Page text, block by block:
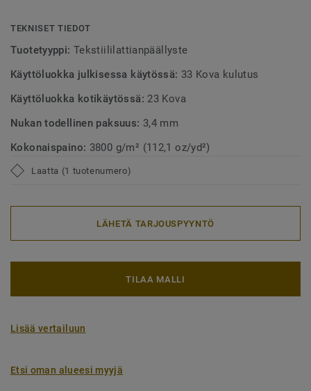
TEKNISET TIEDOT
Tuotetyyppi: Tekstiililattianpäällyste
Käyttöluokka julkisessa käytössä: 33 Kova kulutus
Käyttöluokka kotikäytössä: 23 Kova
Nukan todellinen paksuus: 3,4 mm
Kokonaispaino: 3800 g/m² (112,1 oz/yd²)
Laatta (1 tuotenumero)
LÄHETÄ TARJOUSPYYNTÖ
TILAA MALLI
Lisää vertailuun
Etsi oman alueesi myyjä